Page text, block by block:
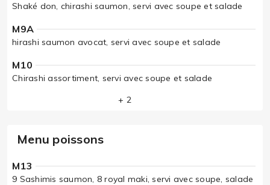
Shaké don, chirashi saumon, servi avec soupe et salade
M9A
hirashi saumon avocat, servi avec soupe et salade
M10
Chirashi assortiment, servi avec soupe et salade
+ 2
Menu poissons
M13
9 Sashimis saumon, 8 royal maki, servi avec soupe, salade